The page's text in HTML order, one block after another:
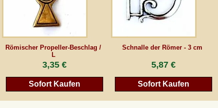
Römischer Propeller-Beschlag /
L
3,35 €
Sofort Kaufen
Schnalle der Römer - 3 cm
5,87 €
Sofort Kaufen
Gästebuch
Newsletter
Vertrag wiederrufen